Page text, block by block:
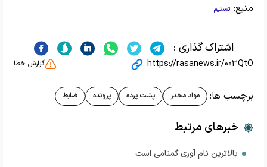
منبع: تسنیم
اشتراک گذاری :
https://rasanews.ir/003QtO گزارش خطا
برچسب ها: مواد مخدر پشت پرده پرونده ضابط
خبرهای مرتبط
بالاترین نام آوری گمنامی است